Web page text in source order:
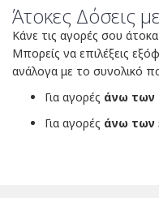
Άτοκες Δόσεις
Κάνε τις αγορές σου
Μπορείς να επιλέξεις
ανάλογα με το συνολικό
Για αγορές άνω των
Για αγορές άνω των